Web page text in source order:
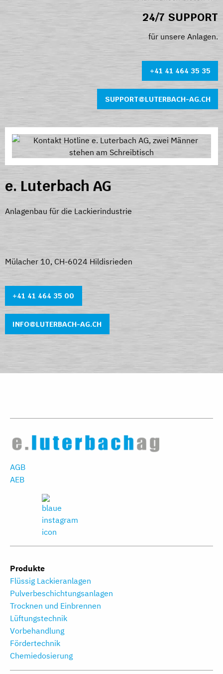
24/7 SUPPORT
für unsere Anlagen.
+41 41 464 35 35
SUPPORT@LUTERBACH-AG.CH
e. Luterbach AG
Anlagenbau für die Lackierindustrie
Mülacher 10, CH-6024 Hildisrieden
+41 41 464 35 00
INFO@LUTERBACH-AG.CH
AGB
AEB
Produkte
Flüssig Lackieranlagen
Pulverbeschichtungs­anlagen
Trocknen und Einbrennen
Lüftungstechnik
Vorbehandlung
Fördertechnik
Chemiedosierung